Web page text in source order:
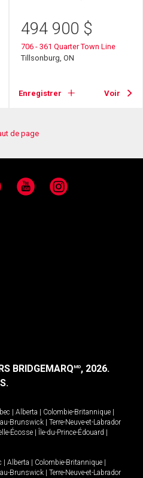
494 900 $
706 - 361 Quarter Town Line
Tillsonburg, ON
Enregistrer Voir
de page
YouTube Instagram
BRIDGEMARQMD, 2026.
Alberta Colombie-Britannique
Brunswick
Terre-Neuve-et-Labrador
Écosse Île-du-Prince-Édouard
Alberta Colombie-Britannique
Brunswick
Terre-Neuve-et-Labrador